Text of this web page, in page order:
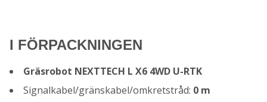
I FÖRPACKNINGEN
Gräsrobot NEXTTECH L X6 4WD U-RTK
Signalkabel/gränskabel/omkretstråd: 0 m